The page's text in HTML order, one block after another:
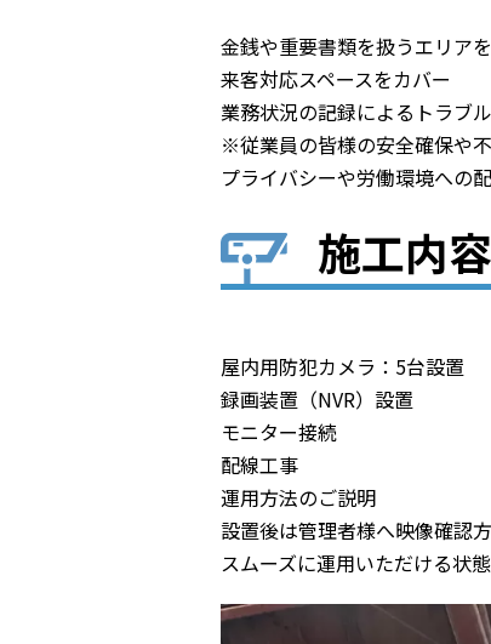
金銭や重要書類を扱うエリア
来客対応スペースをカバー
業務状況の記録によるトラブ
※従業員の皆様の安全確保や
プライバシーや労働環境への
施工内容
屋内用防犯カメラ：5台設置
録画装置（NVR）設置
モニター接続
配線工事
運用方法のご説明
設置後は管理者様へ映像確認
スムーズに運用いただける状